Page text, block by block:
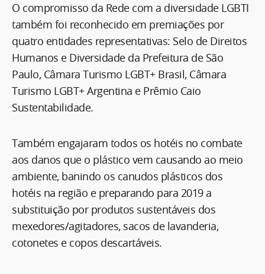
O compromisso da Rede com a diversidade LGBTI
também foi reconhecido em premiações por
quatro entidades representativas: Selo de Direitos
Humanos e Diversidade da Prefeitura de São
Paulo, Câmara Turismo LGBT+ Brasil, Câmara
Turismo LGBT+ Argentina e Prêmio Caio
Sustentabilidade.
Também engajaram todos os hotéis no combate
aos danos que o plástico vem causando ao meio
ambiente, banindo os canudos plásticos dos
hotéis na região e preparando para 2019 a
substituição por produtos sustentáveis dos
mexedores/agitadores, sacos de lavanderia,
cotonetes e copos descartáveis.